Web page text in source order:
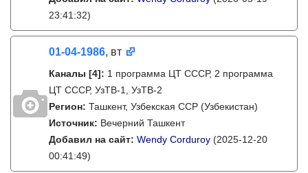
23:41:32)
01-04-1986, вт
Каналы [4]: 1 программа ЦТ СССР, 2 программа
ЦТ СССР, УзТВ-1, УзТВ-2
Регион: Ташкент, Узбекская ССР (Узбекистан)
Источник: Вечерний Ташкент
Добавил на сайт: Wendy Corduroy (2025-12-20
00:41:49)